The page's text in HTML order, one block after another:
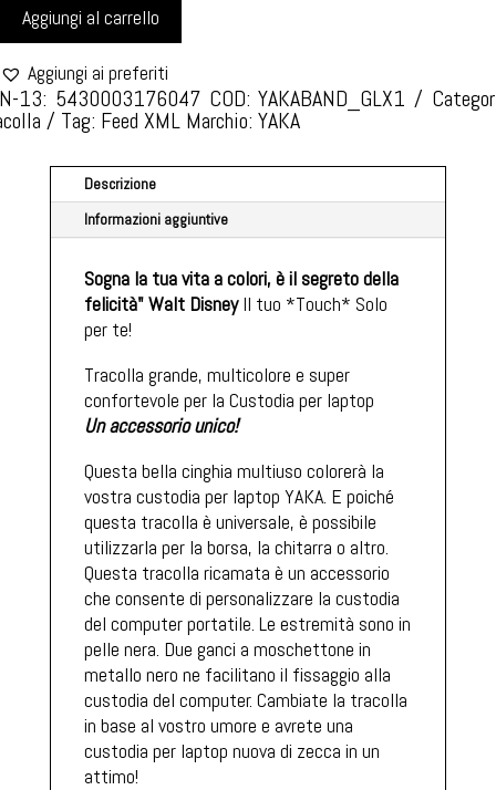
RAFFINATEZZA
-
TAGLIA
UNICA
Aggiungi al carrello
Aggiungi ai preferiti
13: 5430003176047 COD:YAKABAND_GLX1
Tag: Feed XML Marchio: YAKA
Descrizione
Informazioni aggiuntive
Sogna la tua vita a colori, è il segreto della
felicità"Walt DisneyIl tuo *Touch* Solo
per te!
Tracolla grande, multicolore e super
confortevole per la Custodia per laptop
Un accessorio unico!
Questa bella cinghia multiuso colorerà la
vostra custodia per laptop YAKA. E poiché
questa tracolla è universale, è possibile
utilizzarla per la borsa, la chitarra o altro.
Questa tracolla ricamata è un accessorio
che consente di personalizzare la custodia
del computer portatile. Le estremità sono in
pelle nera. Due ganci a moschettone in
metallo nero ne facilitano il fissaggio alla
custodia del computer. Cambiate la tracolla
in base al vostro umore e avrete una
custodia per laptop nuova di zecca in un
attimo!